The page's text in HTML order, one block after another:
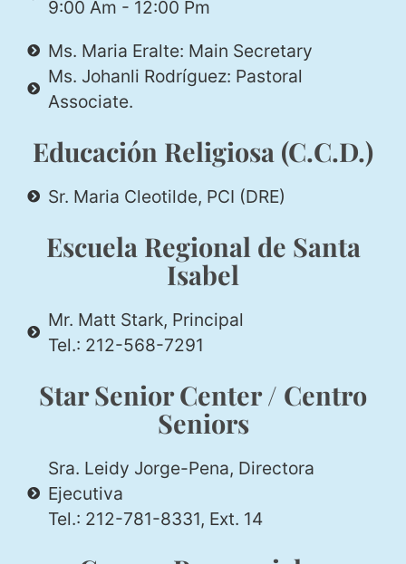
9:00 Am - 12:00 Pm
Ms. Maria Eralte: Main Secretary
Ms. Johanli Rodríguez: Pastoral
Associate.
Educación Religiosa (C.C.D.)
Sr. Maria Cleotilde, PCI (DRE)
Escuela Regional de Santa
Isabel
Mr. Matt Stark, Principal
Tel.: 212-568-7291
Star Senior Center / Centro
Seniors
Sra. Leidy Jorge-Pena, Directora
Ejecutiva
Tel.: 212-781-8331, Ext. 14